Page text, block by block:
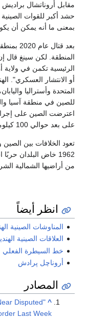
مقابل أروناتشال
حشد أكبر للقوات
بمعنى ما أنه يمكن أن
بعد
المنطقة. لكن سينغ قال
الرئيسية تكمن في ولاية
أو الانتشار العسكري".
المتحدة وأستراليا
للصين في منطقة آسيا
اعترضت الصين على
على بعد حوالي 100 كيلومتر من الحدود.
تعود الخلافات بين
1962 خاض البلدان
من أراضيها الشمالية
انظر أيضاً
المناوشات الصينية الهندية
العلاقات الصينية
خط السيطرة الفعلي
أروناچل پرادش
المصادر
^
Disputed
Last Week"